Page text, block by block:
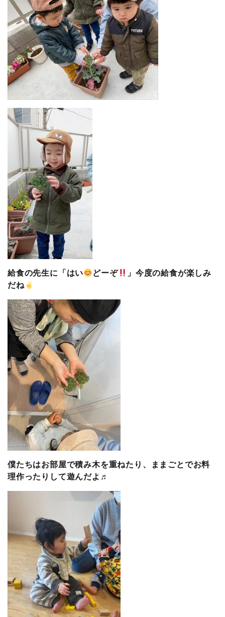
給食の先生に「はい どーぞ
」今度の給食が楽しみ
だね
僕たちはお部屋で積み木を重ねたり、ままごとでお料
理作ったりして遊んだよ♬